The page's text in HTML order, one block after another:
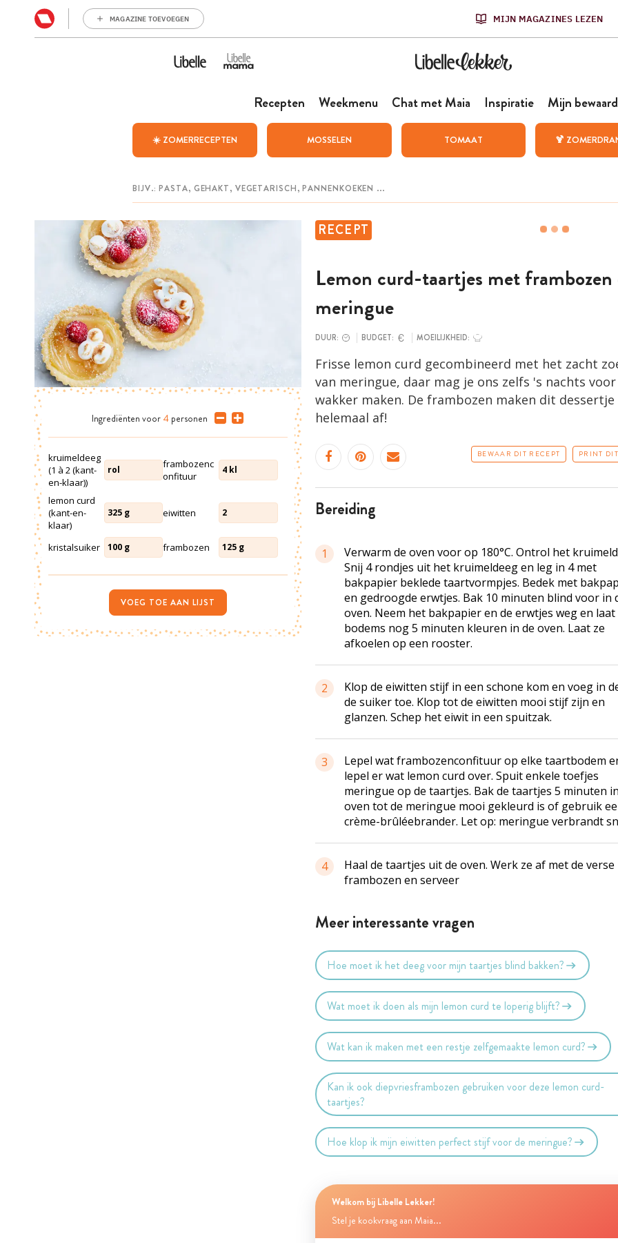
MAGAZINE TOEVOEGEN MIJN MAGAZINES LEZEN
Recepten Weekmenu Chat met Maia Inspiratie Mijn
☀️ ZOMERRECEPTEN MOSSELEN TOMAAT 🍹
RECEPT
Lemon curd-taartjes met frambozen
meringue
DUUR: BUDGET: MOEILIJKHEID:
Frisse lemon curd gecombineerd met het zacht
van meringue, daar mag je ons zelfs 's nachts voor
wakker maken. De frambozen maken dit dessertje
helemaal af!
BEWAAR DIT RECEPT PRINT
bereiding
1
Verwarm de oven voor op 180°C. Ontrol het
Snij 4 rondjes uit het kruimeldeeg en leg in 4 met
bakpapier beklede taartvormpjes. Bedek met
en gedroogde erwtjes. Bak 10 minuten blind voor in
oven. Neem het bakpapier en de erwtjes weg en laat
bodems nog 5 minuten kleuren in de oven. Laat ze
afkoelen op een rooster.
2
Klop de eiwitten stijf in een schone kom en voeg in
de suiker toe. Klop tot de eiwitten mooi stijf zijn en
glanzen. Schep het eiwit in een spuitzak.
3
Lepel wat frambozenconfituur op elke taartbodem
lepel er wat lemon curd over. Spuit enkele toefjes
meringue op de taartjes. Bak de taartjes 5 minuten
oven tot de meringue mooi gekleurd is of gebruik
crème-brûléebrander. Let op: meringue verbrandt
4
Haal de taartjes uit de oven. Werk ze af met de verse
frambozen en serveer
Meer interessante vragen
Hoe moet ik het deeg voor mijn taartjes blind bakken?
Wat moet ik doen als mijn lemon curd te loperig blijft?
Wat kan ik maken met een restje zelfgemaakte lemon curd?
Kan ik ook diepvriesframbozen gebruiken voor deze lemon curd-
taartjes?
Hoe klop ik mijn eiwitten perfect stijf voor de meringue?
Welkom bij Libelle Lekker!
Stel je kookvraag aan Maia...
Ingrediënten voor 4 personen
kruimeldeeg
(1 à 2 (kant-
en-klaar))
rol
frambozenc
onfituur
4 kl
lemon curd
(kant-en-
klaar)
325 g eiwitten 2
kristalsuiker 100 g frambozen 125 g
VOEG TOE AAN LIJST